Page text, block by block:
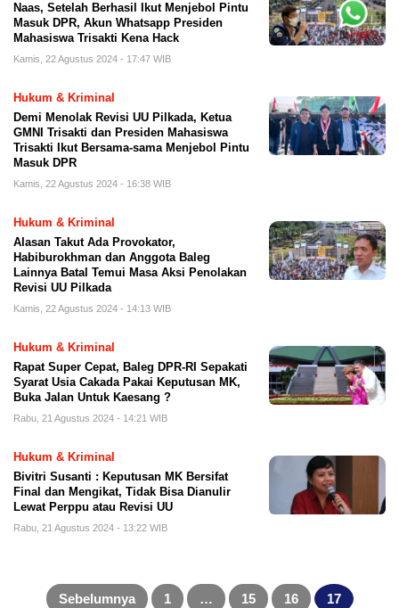
Naas, Setelah Berhasil Ikut Menjebol Pintu
Masuk DPR, Akun Whatsapp Presiden
Mahasiswa Trisakti Kena Hack
Kamis, 22 Agustus 2024 - 17:47 WIB
Hukum & Kriminal
Demi Menolak Revisi UU Pilkada, Ketua
GMNI Trisakti dan Presiden Mahasiswa
Trisakti Ikut Bersama-sama Menjebol Pintu
Masuk DPR
Kamis, 22 Agustus 2024 - 16:38 WIB
Hukum & Kriminal
Alasan Takut Ada Provokator,
Habiburokhman dan Anggota Baleg
Lainnya Batal Temui Masa Aksi Penolakan
Revisi UU Pilkada
Kamis, 22 Agustus 2024 - 14:13 WIB
Hukum & Kriminal
Rapat Super Cepat, Baleg DPR-RI Sepakati
Syarat Usia Cakada Pakai Keputusan MK,
Buka Jalan Untuk Kaesang ?
Rabu, 21 Agustus 2024 - 14:21 WIB
Hukum & Kriminal
Bivitri Susanti : Keputusan MK Bersifat
Final dan Mengikat, Tidak Bisa Dianulir
Lewat Perppu atau Revisi UU
Rabu, 21 Agustus 2024 - 13:22 WIB
Paginasi
posSebelumnya 1 … 15 16 17